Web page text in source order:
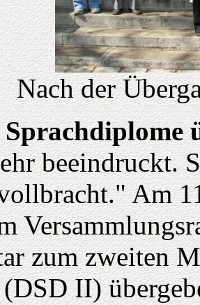
Nach der
Sprachdiplome
beeindruckt.
Am
zum zweiten
II)